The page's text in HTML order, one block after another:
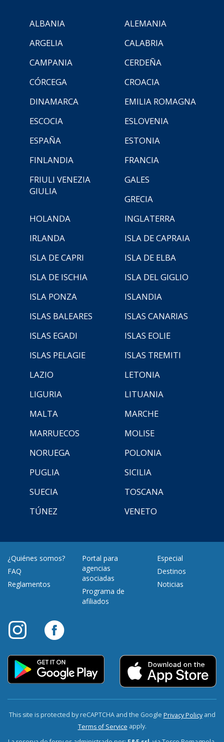
ALBANIA
ALEMANIA
ARGELIA
CALABRIA
CAMPANIA
CERDEÑA
CÓRCEGA
CROACIA
DINAMARCA
EMILIA ROMAGNA
ESCOCIA
ESLOVENIA
ESPAÑA
ESTONIA
FINLANDIA
FRANCIA
FRIULI VENEZIA
GIULIA
GALES
GRECIA
HOLANDA
INGLATERRA
IRLANDA
ISLA DE CAPRAIA
ISLA DE CAPRI
ISLA DE ELBA
ISLA DE ISCHIA
ISLA DEL GIGLIO
ISLA PONZA
ISLANDIA
ISLAS BALEARES
ISLAS CANARIAS
ISLAS EGADI
ISLAS EOLIE
ISLAS PELAGIE
ISLAS TREMITI
LAZIO
LETONIA
LIGURIA
LITUANIA
MALTA
MARCHE
MARRUECOS
MOLISE
NORUEGA
POLONIA
PUGLIA
SICILIA
SUECIA
TOSCANA
TÚNEZ
VENETO
¿Quiénes somos?
FAQ
Reglamentos
Portal para
agencias
asociadas
Programa de
afiliados
Especial
Destinos
Noticias
This site is protected by reCAPTCHA and the Google Privacy Policyand
Terms of Service apply.